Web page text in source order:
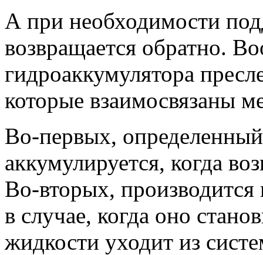
А при необходимости
возвращается обратно.
гидроаккумулятора
которые взаимосвязаны
Во-первых,
аккумулируется, когда
Во-вторых, производится
в случае, когда оно
жидкости уходит из